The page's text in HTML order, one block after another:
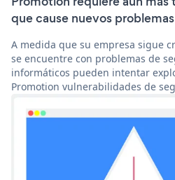
que cause nuevos
A medida que su empresa sigue
se encuentre con problemas de
informáticos pueden intentar
Promotion vulnerabilidades de